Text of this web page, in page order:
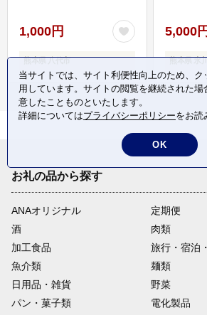
1,000円
熊本県 八代市
5,000円
熊本県 氷
お礼の品から探す
ANAオリジナル
定期便
酒
肉類
加工食品
旅行・宿泊
魚介類
麺類
日用品・雑貨
野菜
パン・菓子類
電化製品
当サイトでは、サイト利便性向上のため、ク
用しています。サイトの閲覧を継続された場
意したことものといたします。
詳細についてはプライバシーポリシーをお読
OK